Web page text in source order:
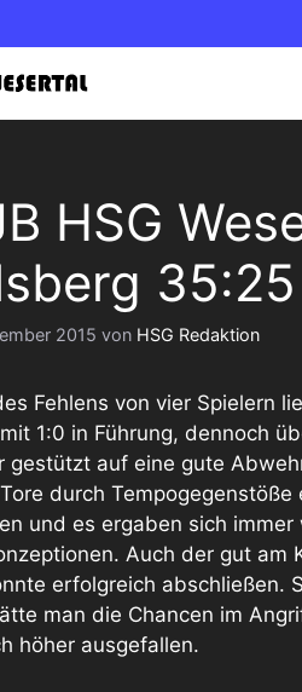
BEZIRKSLIGA 2.
HSG
2015 von HSG Redaktion
Fehlens von vier Spielern
1:0 in Führung, dennoch
gestützt auf eine gute
durch
und es ergaben sich
Auch der gut am
erfolgreich abschließen.
man die Chancen im
höher ausgefallen.